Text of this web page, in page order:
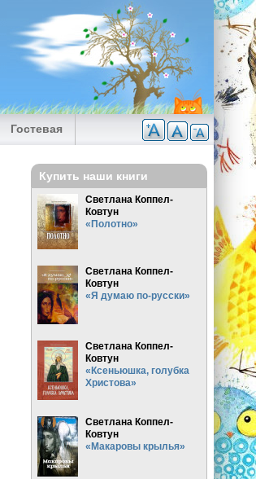
Гостевая
Купить наши книги
Светлана Коппел-
Ковтун
«Полотно»
Светлана Коппел-
Ковтун
«Я думаю по-русски»
Светлана Коппел-
Ковтун
«Ксеньюшка, голубка
Христова»
Светлана Коппел-
Ковтун
«Макаровы крылья»